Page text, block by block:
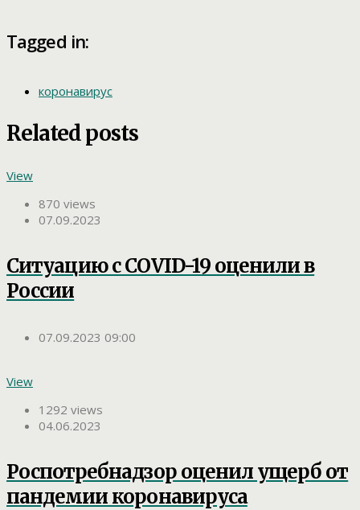
Tagged in:
коронавирус
Related posts
View
870 views
07.09.2023
Ситуацию с COVID-19 оценили в
России
07.09.2023 09:00
View
1292 views
04.06.2023
Роспотребнадзор оценил ущерб от
пандемии коронавируса